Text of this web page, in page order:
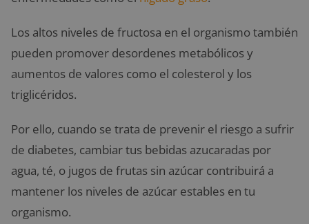
Los altos niveles de fructosa en el organismo también
pueden promover desordenes metabólicos y
aumentos de valores como el colesterol y los
triglicéridos.
Por ello, cuando se trata de prevenir el riesgo a sufrir
de diabetes, cambiar tus bebidas azucaradas por
agua, té, o jugos de frutas sin azúcar contribuirá a
mantener los niveles de azúcar estables en tu
organismo.